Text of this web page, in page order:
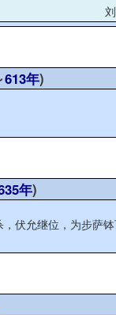
613年)
年)
允继位，为步萨